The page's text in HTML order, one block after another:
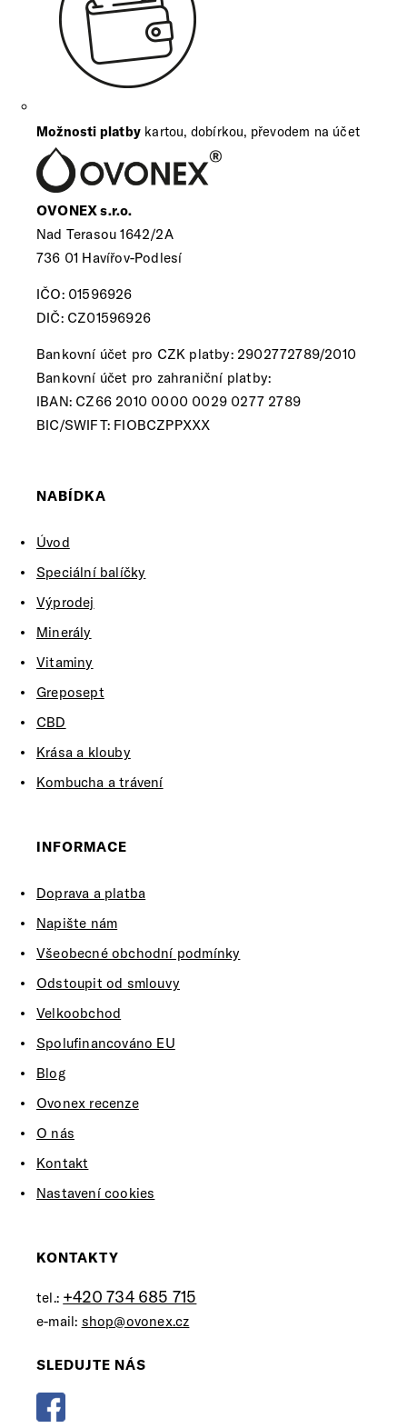
Možnosti platby kartou, dobírkou, převodem na účet
OVONEX s.r.o.
Nad Terasou 1642/2A
736 01 Havířov-Podlesí
IČO: 01596926
DIČ: CZ01596926
Bankovní účet pro CZK platby: 2902772789/2010
Bankovní účet pro zahraniční platby:
IBAN: CZ66 2010 0000 0029 0277 2789
BIC/SWIFT: FIOBCZPPXXX
NABÍDKA
Úvod
Speciální balíčky
Výprodej
Minerály
Vitaminy
Greposept
CBD
Krása a klouby
Kombucha a trávení
INFORMACE
Doprava a platba
Napište nám
Všeobecné obchodní podmínky
Odstoupit od smlouvy
Velkoobchod
Spolufinancováno EU
Blog
Ovonex recenze
O nás
Kontakt
Nastavení cookies
KONTAKTY
tel.: +420 734 685 715
e-mail: shop@ovonex.cz
SLEDUJTE NÁS